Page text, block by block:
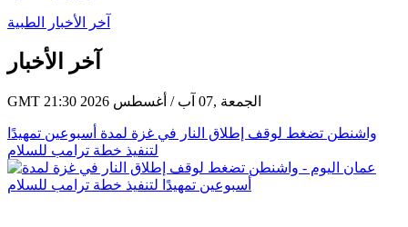
آخر الأخبار الطبية
آخر الأخبار
GMT 21:30 2026 الجمعة ,07 آب / أغسطس
واشنطن تضغط لوقف إطلاق النار في غزة لمدة أسبوعين تمهيدًا
لتنفيذ خطة ترامب للسلام